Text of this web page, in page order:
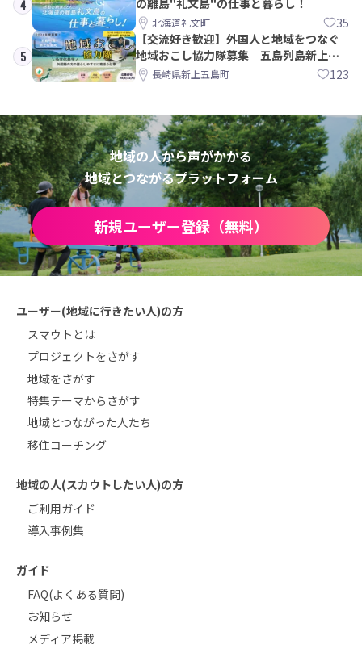
4
北海道礼文町 35
5
【交流好き歓迎】外国人と地域をつなぐ
地域おこし協力隊募集｜五島列島新上五
島町長崎県新上五島町 123
地域の人から声がかかる
地域とつながるプラットフォーム
新規ユーザー登録（無料）
ユーザー(地域に行きたい人)の方
スマウトとは
プロジェクトをさがす
地域をさがす
特集テーマからさがす
地域とつながった人たち
移住コーチング
地域の人(スカウトしたい人)の方
ご利用ガイド
導入事例集
ガイド
FAQ(よくある質問)
お知らせ
メディア掲載